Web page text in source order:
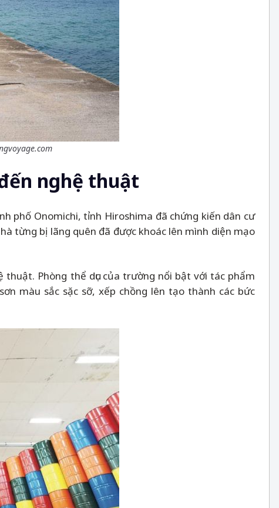
nghệ thuật
phố Onomichi, tỉnh Hiroshima đã chứng kiến dân cư
từng bị lãng quên đã được khoác lên mình diện mạo
Phòng thể dục của trường nổi bật với tác phẩm
màu sắc sặc sỡ, xếp chồng lên tạo thành các bức